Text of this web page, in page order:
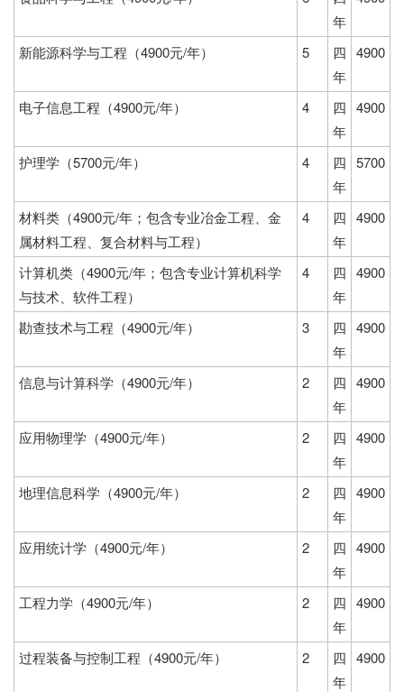
年
新能源科学与工程（4900元/年） 5
四
年
4900
电子信息工程（4900元/年） 4
四
年
4900
护理学（5700元/年） 4
四
年
5700
材料类（4900元/年；包含专业冶金工程、金
属材料工程、复合材料与工程）
4
四
年
4900
计算机类（4900元/年；包含专业计算机科学
与技术、软件工程）
4
四
年
4900
勘查技术与工程（4900元/年） 3
四
年
4900
信息与计算科学（4900元/年） 2
四
年
4900
应用物理学（4900元/年） 2
四
年
4900
地理信息科学（4900元/年） 2
四
年
4900
应用统计学（4900元/年） 2
四
年
4900
工程力学（4900元/年） 2
四
年
4900
过程装备与控制工程（4900元/年） 2
四
年
4900